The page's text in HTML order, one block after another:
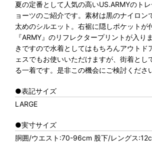
夏の定番として人気の高いUS.ARMYのト
ョーツのご紹介です。素材は黒のナイロン
太めのシルエット。右裾に隠しポケットが
『ARMY』のリフレクタープリントが入り
きですので水着としてはもちろんアウトド
ェスでもお使いいただけますが、街着とし
る一着です。是非この機会にご検討くださ
●表記サイズ
LARGE
●実寸サイズ
胴囲/ウエスト:70-96cm 股下/レングス